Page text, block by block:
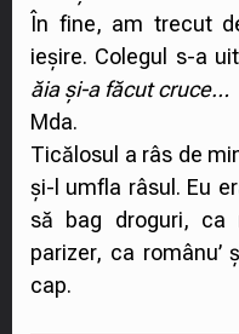
În fine, am trecut
ieșire. Colegul s-a
ăia și-a făcut cruce…
Mda.
Ticălosul a râs de
și-l umfla râsul. Eu
să bag droguri, ca
parizer, ca românu’
cap.